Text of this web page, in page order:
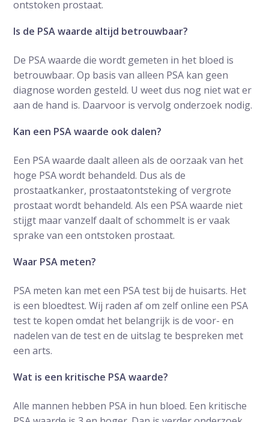
ontstoken prostaat.
Is de PSA waarde altijd betrouwbaar?
De PSA waarde die wordt gemeten in het bloed is
betrouwbaar. Op basis van alleen PSA kan geen
diagnose worden gesteld. U weet dus nog niet wat er
aan de hand is. Daarvoor is vervolg onderzoek nodig.
Kan een PSA waarde ook dalen?
Een PSA waarde daalt alleen als de oorzaak van het
hoge PSA wordt behandeld. Dus als de
prostaatkanker, prostaatontsteking of vergrote
prostaat wordt behandeld. Als een PSA waarde niet
stijgt maar vanzelf daalt of schommelt is er vaak
sprake van een ontstoken prostaat.
Waar PSA meten?
PSA meten kan met een PSA test bij de huisarts. Het
is een bloedtest. Wij raden af om zelf online een PSA
test te kopen omdat het belangrijk is de voor- en
nadelen van de test en de uitslag te bespreken met
een arts.
Wat is een kritische PSA waarde?
Alle mannen hebben PSA in hun bloed. Een kritische